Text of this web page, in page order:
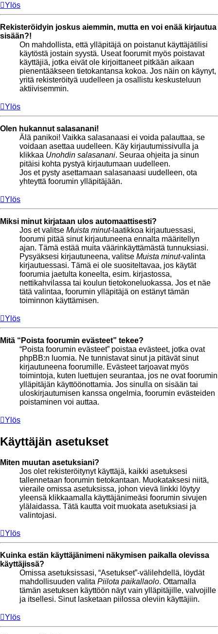
Ylös
Rekisteröidyin joskus aiemmin, mutta en voi enää kirjautua
sisään?!
On mahdollista, että ylläpitäjä on poistanut käyttäjätilisi
käytöstä jostain syystä. Useat foorumit myös poistavat
käyttäjiä, jotka eivät ole kirjoittaneet pitkään aikaan
pienentääkseen tietokantansa kokoa. Jos näin on käynyt,
yritä rekisteröityä uudelleen ja osallistu keskusteluun
aktiivisemmin.
Ylös
Olen hukannut salasanani!
Älä panikoi! Vaikka salasanaasi ei voida palauttaa, se
voidaan asettaa uudelleen. Käy kirjautumissivulla ja
klikkaa Unohdin salasanani. Seuraa ohjeita ja sinun
pitäisi kohta pystyä kirjautumaan uudelleen.
Jos et pysty asettamaan salasanaasi uudelleen, ota
yhteyttä foorumin ylläpitäjään.
Ylös
Miksi minut kirjataan ulos automaattisesti?
Jos et valitse Muista minut-laatikkoa kirjautuessasi,
foorumi pitää sinut kirjautuneena ennalta määritellyn
ajan. Tämä estää muita väärinkäyttämästä tunnuksiasi.
Pysyäksesi kirjautuneena, valitse Muista minut-valinta
kirjautuessasi. Tämä ei ole suositeltavaa, jos käytät
foorumia jaetulta koneelta, esim. kirjastossa,
nettikahvilassa tai koulun tietokoneluokassa. Jos et näe
tätä valintaa, foorumin ylläpitäjä on estänyt tämän
toiminnon käyttämisen.
Ylös
Mitä “Poista foorumin evästeet” tekee?
“Poista foorumin evästeet” poistaa evästeet, jotka ovat
phpBB:n luomia. Ne tunnistavat sinut ja pitävät sinut
kirjautuneena foorumille. Evästeet tarjoavat myös
toimintoja, kuten luettujen seurantaa, jos ne ovat foorumin
ylläpitäjän käyttöönottamia. Jos sinulla on sisään tai
uloskirjautumisen kanssa ongelmia, foorumin evästeiden
poistaminen voi auttaa.
Ylös
Käyttäjän asetukset
Miten muutan asetuksiani?
Jos olet rekisteröitynyt käyttäjä, kaikki asetuksesi
tallennetaan foorumin tietokantaan. Muokataksesi niitä,
vieraile omissa asetuksissa, johon vievä linkki löytyy
yleensä klikkaamalla käyttäjänimeäsi foorumin sivujen
ylälaidassa. Tätä kautta voit muokata asetuksiasi ja
valintojasi.
Ylös
Kuinka estän käyttäjänimeni näkymisen paikalla olevissa
käyttäjissä?
Omissa asetuksissasi, “Asetukset”-välilehdellä, löydät
mahdollisuuden valita Piilota paikallaolo. Ottamalla
tämän asetuksen käyttöön näyt vain ylläpitäjille, valvojille
ja itsellesi. Sinut lasketaan piilossa oleviin käyttäjiin.
Ylös